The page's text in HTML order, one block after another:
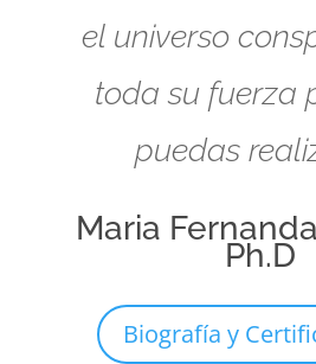
el universo
toda su fuerza
puedas
Maria
Ph.D
Biografía y